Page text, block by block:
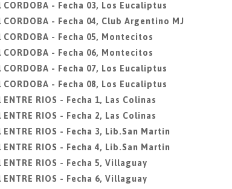
- Fecha 03, Los Eucaliptus
- Fecha 04, Club Argentino MJ
- Fecha 05, Montecitos
- Fecha 06, Montecitos
- Fecha 07, Los Eucaliptus
- Fecha 08, Los Eucaliptus
RIOS - Fecha 1, Las Colinas
RIOS - Fecha 2, Las Colinas
RIOS - Fecha 3, Lib.San Martin
RIOS - Fecha 4, Lib.San Martin
RIOS - Fecha 5, Villaguay
RIOS - Fecha 6, Villaguay